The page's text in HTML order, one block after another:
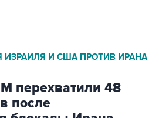
ИЗРАИЛЯ И США ПРОТИВ ИРАНА
перехватили 48
после